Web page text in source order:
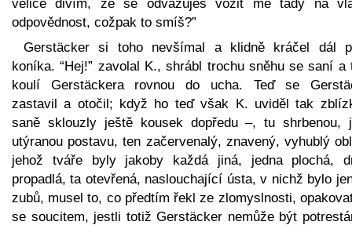
velice divím, že se odvažuješ vozit mě tady na
odpovědnost, cožpak to smíš?”
Gerstäcker si toho nevšímal a klidně kráčel dál
koníka. “Hej!” zavolal K., shrábl trochu sněhu se saní a
koulí Gerstäckera rovnou do ucha. Teď se
zastavil a otočil; když ho teď však K. uviděl tak
saně sklouzly ještě kousek dopředu –, tu shrbenou,
utýranou postavu, ten začervenalý, znavený, vyhublý
jehož tváře byly jakoby každá jiná, jedna plochá,
propadlá, ta otevřená, naslouchající ústa, v nichž bylo
zubů, musel to, co předtím řekl ze zlomyslnosti,
se soucitem, jestli totiž Gerstäcker nemůže být